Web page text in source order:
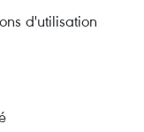
d'utilisation